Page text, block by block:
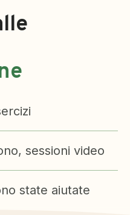
sessioni video
state aiutate